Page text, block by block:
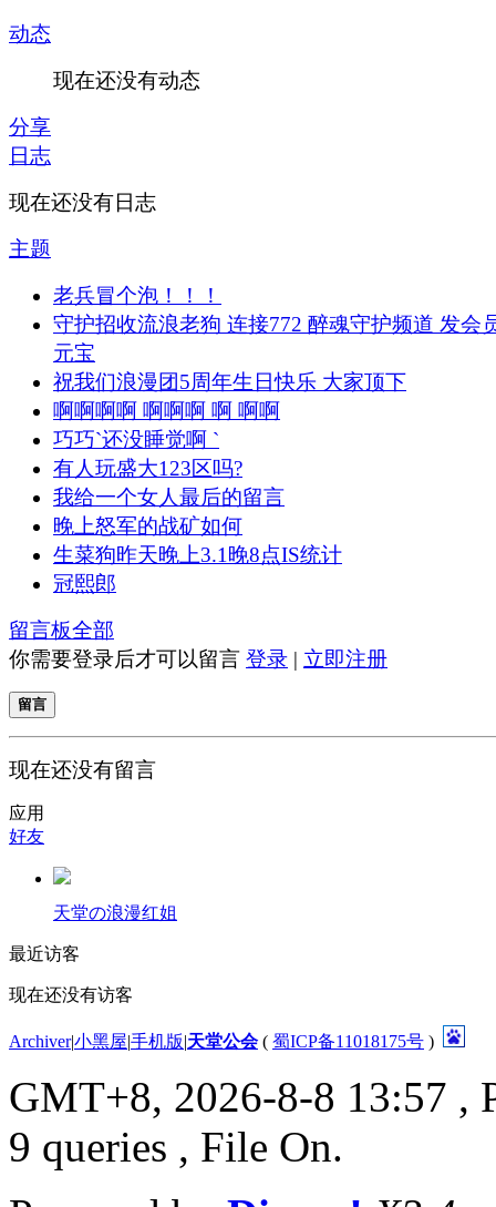
动态
现在还没有动态
分享
日志
现在还没有日志
主题
老兵冒个泡！！！
守护招收流浪老狗 连接772 醉魂守护频道 发会
元宝
祝我们浪漫团5周年生日快乐 大家顶下
啊啊啊啊 啊啊啊 啊 啊啊
巧巧`还没睡觉啊 `
有人玩盛大123区吗?
我给一个女人最后的留言
晚上怒军的战矿如何
生菜狗昨天晚上3.1晚8点IS统计
冠熙郎
留言板全部
你需要登录后才可以留言 登录 | 立即注册
留言
现在还没有留言
应用
好友
天堂の浪漫红姐
最近访客
现在还没有访客
Archiver|小黑屋|手机版|天堂公会( 蜀ICP备11018175号 )
GMT+8, 2026-8-8 13:57 ,
9 queries , File On.